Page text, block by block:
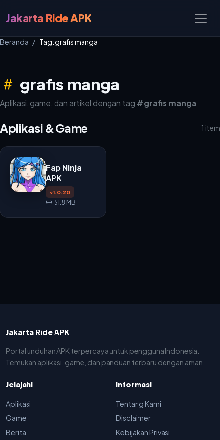
Jakarta Ride APK
Beranda Tag: grafis manga
grafis manga
Aplikasi, game, dan artikel dengan tag #grafis manga
Aplikasi & Game 1 item
Fap Ninja
APK
v1.0.20
61.8 MB
Jakarta Ride APK
Portal unduhan APK terpercaya untuk pengguna Indonesia.
Temukan aplikasi, game, dan panduan terbaru dengan aman.
Jelajahi
Aplikasi
Game
Berita
Informasi
Tentang Kami
Disclaimer
Kebijakan Privasi